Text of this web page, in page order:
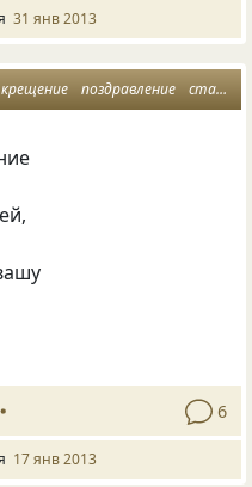
31 янв 2013
крещение поздравление статус
6
17 янв 2013